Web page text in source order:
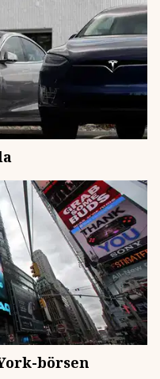
börsen